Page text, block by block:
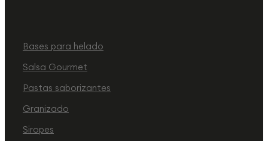
Bases para helado
Salsa Gourmet
Pastas saborizantes
Granizado
Siropes